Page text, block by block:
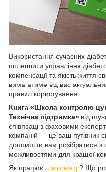
Використання сучасних
полегшити управління
компенсації та якість життя
вимагатиме від вас
правил користування.
Книга «Школа контролю
Технічна підтримка» від
співпраці з фаховими
компаній — це ваш путівник
допомогти вам розібратися з
можливостями для кращої
Як працює глюкометр? Що